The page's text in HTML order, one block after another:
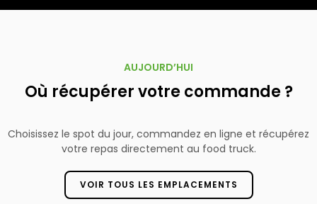
AUJOURD’HUI
Où récupérer votre commande ?
Choisissez le spot du jour, commandez en ligne et récupérez
votre repas directement au food truck.
VOIR TOUS LES EMPLACEMENTS